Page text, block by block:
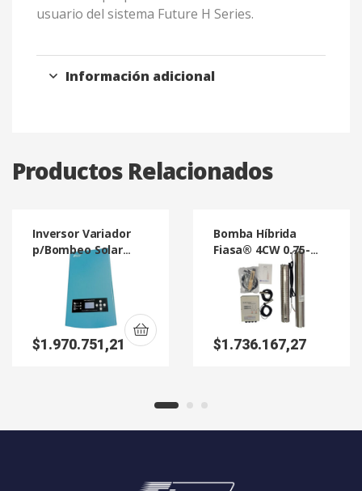
usuario del sistema Future H Series.
Información adicional
Productos Relacionados
Inversor Variador
p/Bombeo Solar
HSPH7500H
$1.970.751,21
Bomba Híbrida
Fiasa® 4CW 0.75-
$1.736.167,27